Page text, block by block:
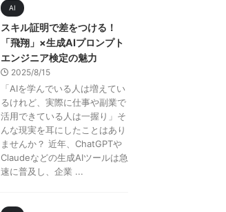
AI
スキル証明で差をつける！
「飛翔」×生成AIプロンプト
エンジニア検定の魅力
2025/8/15
「AIを学んでいる人は増えてい
るけれど、実際に仕事や副業で
活用できている人は一握り」そ
んな現実を耳にしたことはあり
ませんか？ 近年、ChatGPTや
Claudeなどの生成AIツールは急
速に普及し、企業 ...